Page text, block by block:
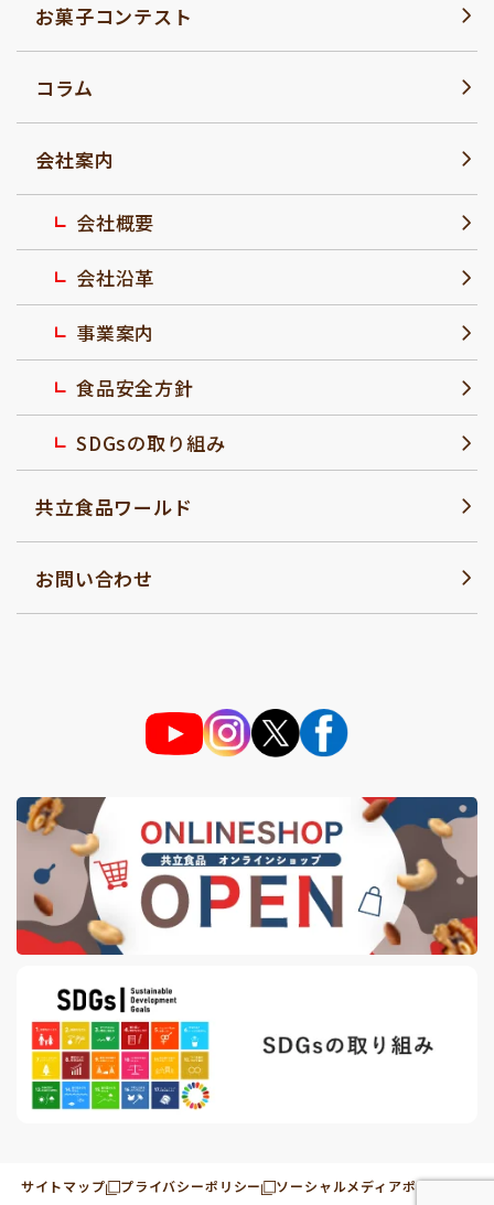
お菓子コンテスト
コラム
会社案内
会社概要
会社沿革
事業案内
食品安全方針
SDGsの取り組み
共立食品ワールド
お問い合わせ
サイトマップ プライバシーポリシー ソーシャルメディアポリシー